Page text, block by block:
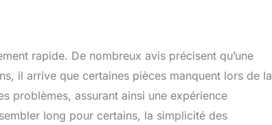
rapide. De nombreux avis précisent qu’une
il arrive que certaines pièces manquent lors de la
problèmes, assurant ainsi une expérience
long pour certains, la simplicité des